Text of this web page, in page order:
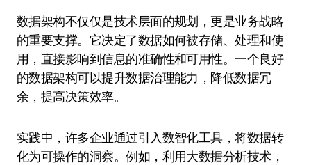
数据架构不仅仅是技术层面的规划，更是业务战略
的重要支撑。它决定了数据如何被存储、处理和使
用，直接影响到信息的准确性和可用性。一个良好
的数据架构可以提升数据治理能力，降低数据冗
余，提高决策效率。
实践中，许多企业通过引入数智化工具，将数据转
化为可操作的洞察。例如，利用大数据分析技术，